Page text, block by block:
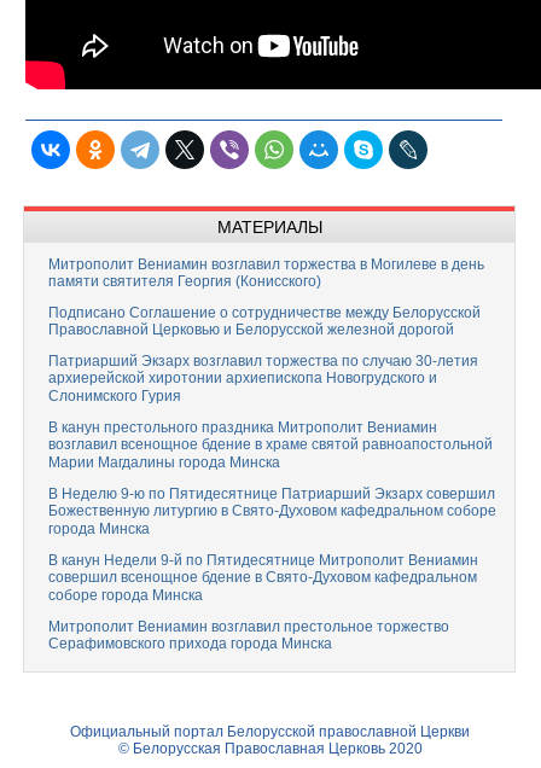
МАТЕРИАЛЫ
Митрополит Вениамин возглавил торжества в Могилеве в день
памяти святителя Георгия (Конисского)
Подписано Соглашение о сотрудничестве между Белорусской
Православной Церковью и Белорусской железной дорогой
Патриарший Экзарх возглавил торжества по случаю 30-летия
архиерейской хиротонии архиепископа Новогрудского и
Слонимского Гурия
В канун престольного праздника Митрополит Вениамин
возглавил всенощное бдение в храме святой равноапостольной
Марии Магдалины города Минска
В Неделю 9-ю по Пятидесятнице Патриарший Экзарх совершил
Божественную литургию в Свято-Духовом кафедральном соборе
города Минска
В канун Недели 9-й по Пятидесятнице Митрополит Вениамин
совершил всенощное бдение в Свято-Духовом кафедральном
соборе города Минска
Митрополит Вениамин возглавил престольное торжество
Серафимовского прихода города Минска
Официальный портал Белорусской православной Церкви
© Белорусская Православная Церковь 2020